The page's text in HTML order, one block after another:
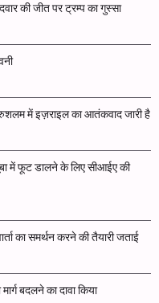
की जीत पर ट्रम्प का गुस्सा
में इज़राइल का आतंकवाद जारी है
में फूट डालने के लिए सीआईए की
का समर्थन करने की तैयारी जताई
बदलने का दावा किया